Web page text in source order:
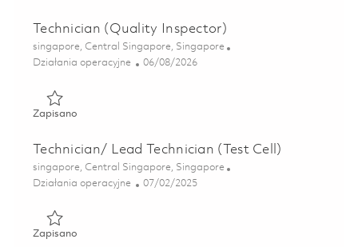
Technician (Quality Inspector)
Lokalizacja
singapore, Central Singapore, Singapore
Kategoria
Działania operacyjne Posted Date
06/08/2026
ZapisanoZapisano Technician (Quality Inspector) 01849887
Technician/ Lead Technician (Test Cell)
Lokalizacja
singapore, Central Singapore, Singapore
Kategoria
Działania operacyjne Posted Date
07/02/2025
ZapisanoZapisano Technician/ Lead Technician (Test Cell) 01777975